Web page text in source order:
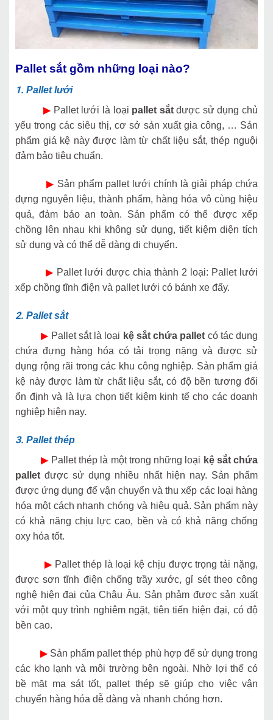
Pallet sắt gồm những loại nào?
1. Pallet lưới
▶ Pallet lưới là loại pallet sắtđược sử dụng chủ
yếu trong các siêu thị, cơ sở sản xuất gia công, … Sản
phẩm giá kệ này được làm từ chất liệu sắt, thép nguội
đảm bảo tiêu chuẩn.
▶ Sản phẩm pallet lưới chính là giải pháp chứa
đựng nguyên liệu, thành phẩm, hàng hóa vô cùng hiệu
quả, đảm bảo an toàn. Sản phẩm có thể được xếp
chồng lên nhau khi không sử dụng, tiết kiệm diện tích
sử dụng và có thể dễ dàng di chuyển.
▶ Pallet lưới được chia thành 2 loại: Pallet lưới
xếp chồng tĩnh điện và pallet lưới có bánh xe đẩy.
2. Pallet sắt
▶ Pallet sắt là loại kệ sắt chứa pallet có tác dụng
chứa đựng hàng hóa có tải trọng nặng và được sử
dụng rộng rãi trong các khu công nghiệp. Sản phẩm giá
kệ này được làm từ chất liệu sắt, có độ bền tương đối
ổn định và là lựa chọn tiết kiệm kinh tế cho các doanh
nghiệp hiện nay.
3. Pallet thép
▶ Pallet thép là một trong những loại kệ sắt chứa
pallet được sử dụng nhiều nhất hiện nay. Sản phẩm
được ứng dụng để vận chuyển và thu xếp các loại hàng
hóa một cách nhanh chóng và hiệu quả. Sản phẩm này
có khả năng chịu lực cao, bền và có khả năng chống
oxy hóa tốt.
▶ Pallet thép là loại kệ chịu được trọng tải nặng,
được sơn tĩnh điện chống trầy xước, gỉ sét theo công
nghệ hiện đại của Châu Âu. Sản phảm được sản xuất
với một quy trình nghiêm ngặt, tiên tiến hiện đại, có độ
bền cao.
▶ Sản phẩm pallet thép phù hợp để sử dụng trong
các kho lạnh và môi trường bên ngoài. Nhờ lợi thế có
bề mặt ma sát tốt, pallet thép sẽ giúp cho việc vận
chuyển hàng hóa dễ dàng và nhanh chóng hơn.